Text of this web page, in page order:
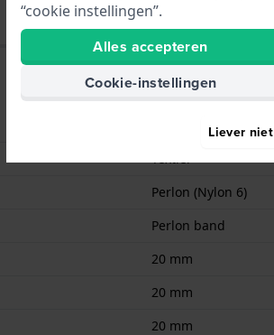
9008678311412
Perlon (Nylon 6)
Perlon band
20 mm
20 mm
20 mm
“cookie instellingen”.
Alles accepteren
Cookie-instellingen
Liever niet